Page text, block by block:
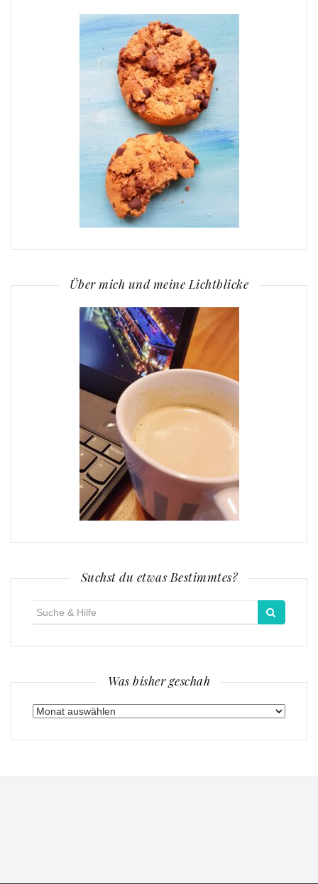
Über mich und meine Lichtblicke
Suchst du etwas Bestimmtes?
für:
Was bisher geschah
Was
geschah